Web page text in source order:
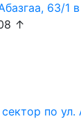
63/1 в
↑